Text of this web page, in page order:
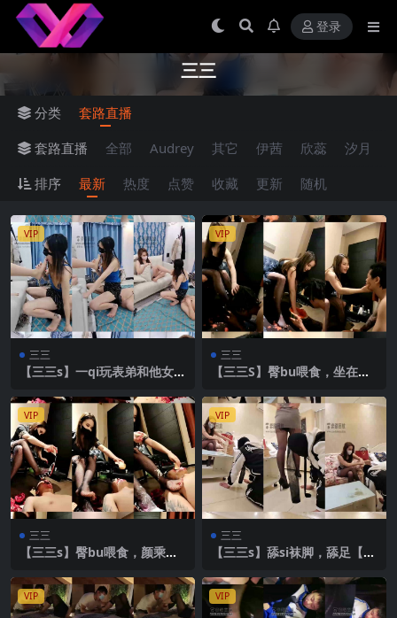
登录
三三
分类
套路直播
套路直播
全部 Audrey 其它 伊茜 欣蕊 汐月
排序
最新 热度 点赞 收藏 更新 随机
VIP
三三
【三三s】一qi玩表弟和他女朋
VIP
三三
【三三S】臀bu喂食，坐在脸
VIP
三三
【三三s】臀bu喂食，颜乘第
VIP
三三
【三三s】舔si袜脚，舔足【40
VIP VIP